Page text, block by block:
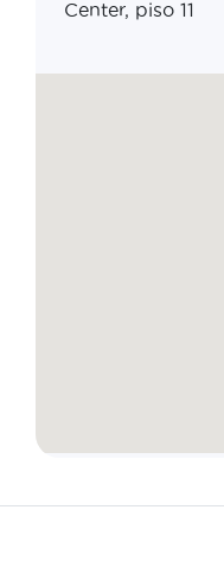
Center, piso 11